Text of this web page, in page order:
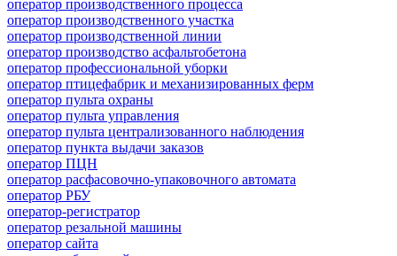
оператор производственного процесса
оператор производственного участка
оператор производственной линии
оператор производство асфальтобетона
оператор профессиональной уборки
оператор птицефабрик и механизированных ферм
оператор пульта охраны
оператор пульта управления
оператор пульта централизованного наблюдения
оператор пункта выдачи заказов
оператор ПЦН
оператор расфасовочно-упаковочного автомата
оператор РБУ
оператор-регистратор
оператор резальной машины
оператор сайта